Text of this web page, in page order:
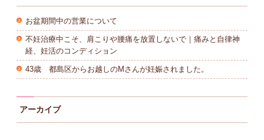
お盆期間中の営業について
不妊治療中こそ、肩こりや腰痛を放置しないで｜痛みと自律神
経、妊活のコンディション
43歳 都島区からお越しのMさんが妊娠されました。
アーカイブ